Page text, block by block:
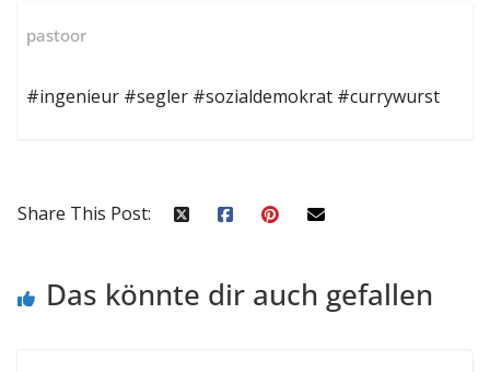
pastoor
#ingenieur #segler #sozialdemokrat #currywurst
Share This Post:
Das könnte dir auch gefallen